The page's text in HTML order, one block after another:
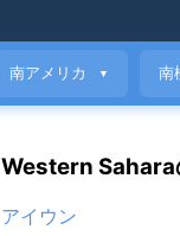
南アメリカ ▼ 南
Western Sahara
アイウン